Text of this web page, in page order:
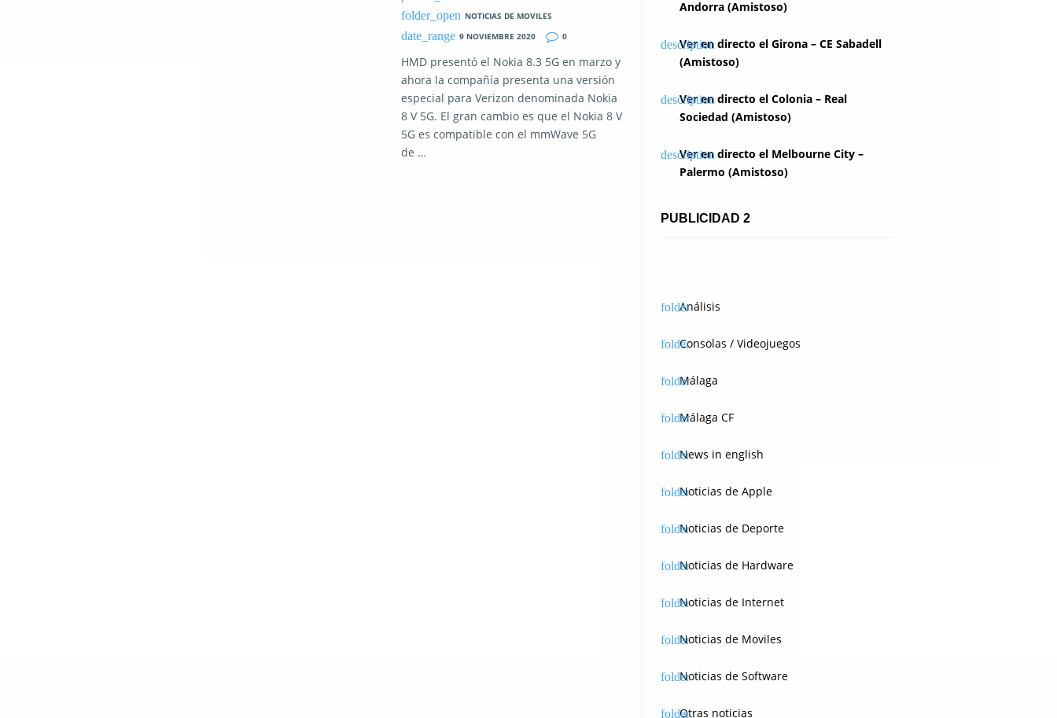
NOTICIAS DE MOVILES
9 NOVIEMBRE 2020
0
HMD presentó el Nokia 8.3 5G en marzo y
ahora la compañía presenta una versión
especial para Verizon denominada Nokia
8 V 5G. El gran cambio es que el Nokia 8 V
5G es compatible con el mmWave 5G
de …
Andorra (Amistoso)
Ver en directo el Girona – CE Sabadell
(Amistoso)
Ver en directo el Colonia – Real
Sociedad (Amistoso)
Ver en directo el Melbourne City –
Palermo (Amistoso)
PUBLICIDAD 2
Análisis
Consolas / Videojuegos
Málaga
Málaga CF
News in english
Noticias de Apple
Noticias de Deporte
Noticias de Hardware
Noticias de Internet
Noticias de Moviles
Noticias de Software
Otras noticias